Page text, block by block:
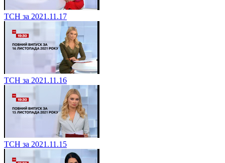
ТСН за 2021.11.17
ТСН за 2021.11.16
ТСН за 2021.11.15